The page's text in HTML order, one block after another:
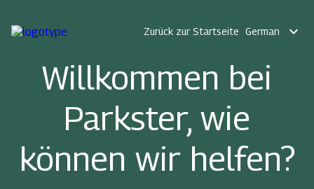
Zurück zur Startseite German expand_more
Willkommen bei
Parkster, wie
können wir helfen?